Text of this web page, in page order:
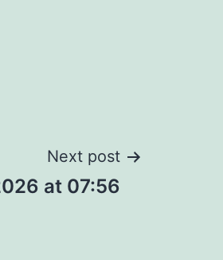
Next post
at 07:56